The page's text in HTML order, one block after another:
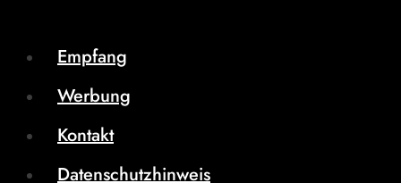
Empfang
Werbung
Kontakt
Datenschutzhinweis